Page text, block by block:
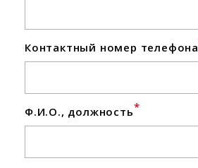
Контактный номер телефона
Ф.И.О., должность*